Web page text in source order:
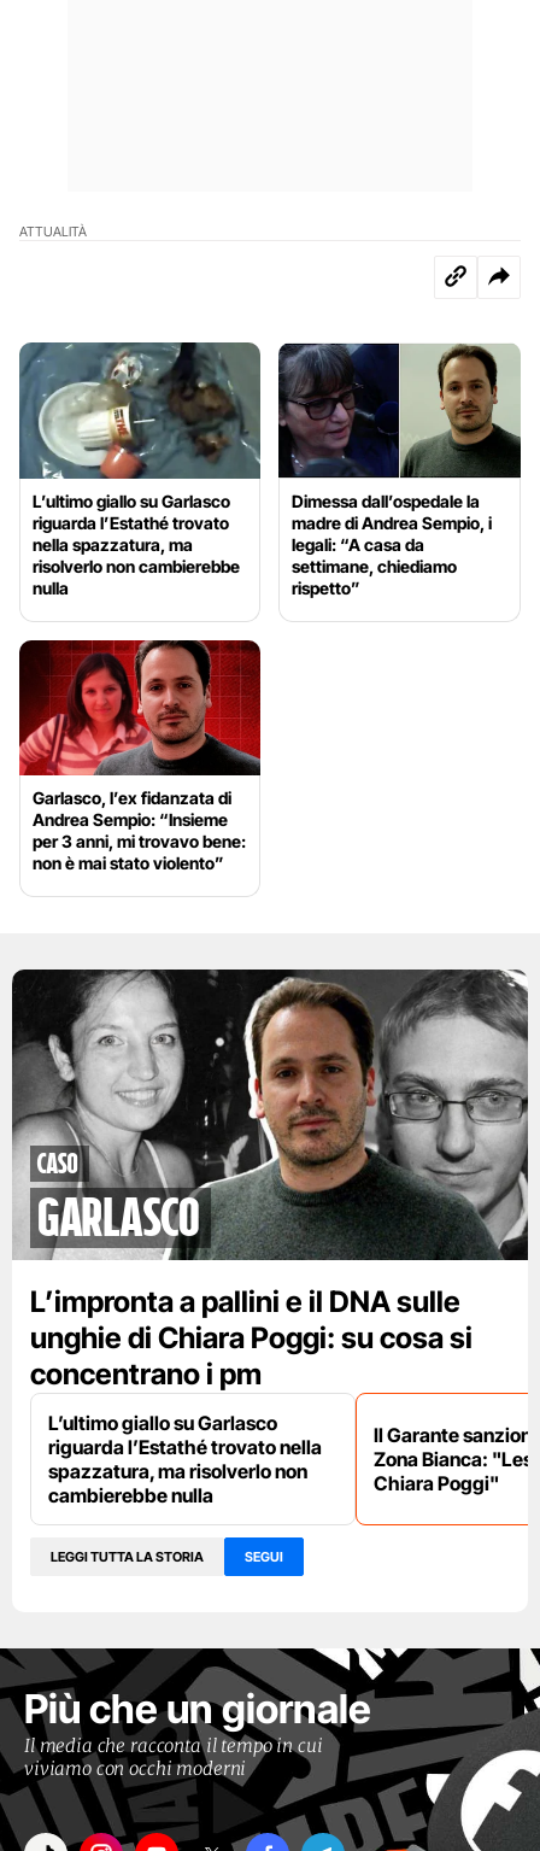
ATTUALITÀ
L’ultimo giallo su Garlasco
riguarda l’Estathé trovato
nella spazzatura, ma
risolverlo non cambierebbe
nulla
Dimessa dall’ospedale la
madre di Andrea Sempio, i
legali: “A casa da
settimane, chiediamo
rispetto”
Garlasco, l’ex fidanzata di
Andrea Sempio: “Insieme
per 3 anni, mi trovavo bene:
non è mai stato violento”
caso
garlasco
L’impronta a pallini e il DNA sulle
unghie di Chiara Poggi: su cosa si
concentrano i pm
L’ultimo giallo su Garlasco
riguarda l’Estathé trovato nella
spazzatura, ma risolverlo non
cambierebbe nulla
Il Garante
Zona Bianca:
Chiara Poggi"
LEGGI TUTTA LA STORIA SEGUI
Più che un giornale
Il media che racconta il tempo in cui
viviamo con occhi moderni